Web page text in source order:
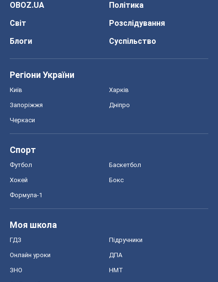
OBOZ.UA
Політика
Світ
Розслідування
Блоги
Суспільство
Регіони України
Київ Харків
Запоріжжя Дніпро
Черкаси
Спорт
Футбол Баскетбол
Хокей Бокс
Формула-1
Моя школа
ГДЗ Підручники
Онлайн уроки ДПА
ЗНО НМТ